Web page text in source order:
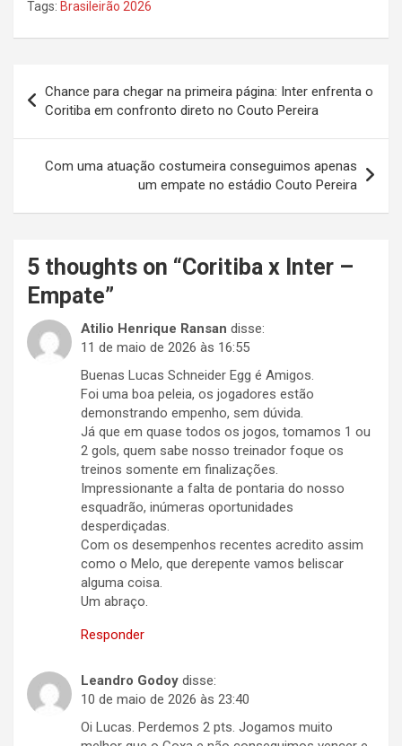
Tags: Brasileirão 2026
de
Post
Chance para chegar na primeira página: Inter enfrenta o
Coritiba em confronto direto no Couto Pereira
Com uma atuação costumeira conseguimos apenas
um empate no estádio Couto Pereira
5 thoughts on “Coritiba x Inter –
Empate”
Atilio Henrique Ransan disse:
11 de maio de 2026 às 16:55
Buenas Lucas Schneider Egg é Amigos.
Foi uma boa peleia, os jogadores estão
demonstrando empenho, sem dúvida.
Já que em quase todos os jogos, tomamos 1 ou
2 gols, quem sabe nosso treinador foque os
treinos somente em finalizações.
Impressionante a falta de pontaria do nosso
esquadrão, inúmeras oportunidades
desperdiçadas.
Com os desempenhos recentes acredito assim
como o Melo, que derepente vamos beliscar
alguma coisa.
Um abraço.
Responder
Leandro Godoy disse:
10 de maio de 2026 às 23:40
Oi Lucas. Perdemos 2 pts. Jogamos muito